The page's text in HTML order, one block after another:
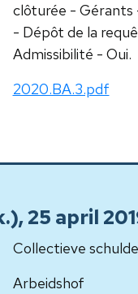
clôturée - Gérants
- Dépôt de la
Admissibilité - Oui.
2020.BA.3.pdf
25 april
Collectieve
Arbeidshof